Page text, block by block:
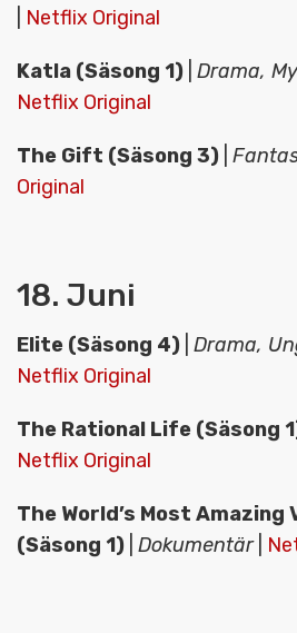
Netflix Original
Katla (Säsong 1) Drama,
Netflix Original
The Gift (Säsong 3)
Original
18. Juni
Elite (Säsong 4) Drama,
Netflix Original
The Rational Life (Säsong
Netflix Original
The World’s Most Amazing
(Säsong 1) Dokumentär|